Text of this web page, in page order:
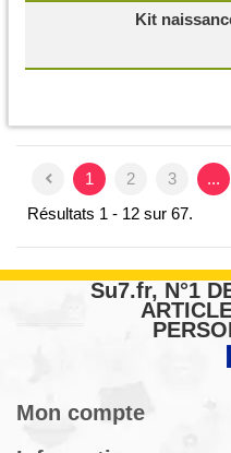
Kit
1 2 3 ...
Résultats 1 - 12 sur 67.
Su7.fr, N°1
Mon compte